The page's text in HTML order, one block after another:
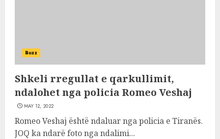
Buzz
Shkeli rregullat e qarkullimit,
ndalohet nga policia Romeo Veshaj
MAY 12, 2022
Romeo Veshaj është ndaluar nga policia e Tiranës.
JOQ ka ndarë foto nga ndalimi...